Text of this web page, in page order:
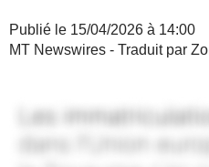
Publié le 15/04/2026 à 14:00
MT Newswires - Traduit par